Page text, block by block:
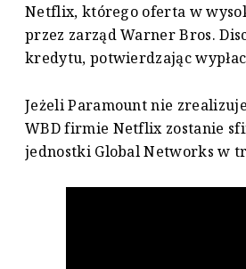
Netflix, którego oferta w
przez zarząd Warner Bros.
kredytu, potwierdzając
Jeżeli Paramount nie
WBD firmie Netflix zostanie
jednostki Global Networks w